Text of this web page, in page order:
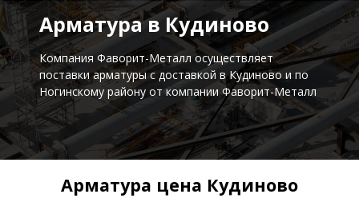
Арматура в Кудиново
Компания Фаворит-Металл осуществляет
поставкиарматуры с доставкой в Кудиново и по
Ногинскому району от компании Фаворит-Металл
Арматура цена Кудиново